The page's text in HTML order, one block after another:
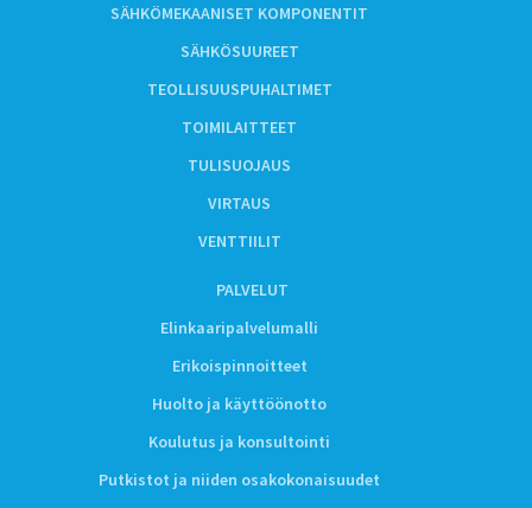
SÄHKÖMEKAANISET KOMPONENTIT
SÄHKÖSUUREET
TEOLLISUUSPUHALTIMET
TOIMILAITTEET
TULISUOJAUS
VIRTAUS
VENTTIILIT
PALVELUT
Elinkaaripalvelumalli
Erikoispinnoitteet
Huolto ja käyttöönotto
Koulutus ja konsultointi
Putkistot ja niiden osakokonaisuudet